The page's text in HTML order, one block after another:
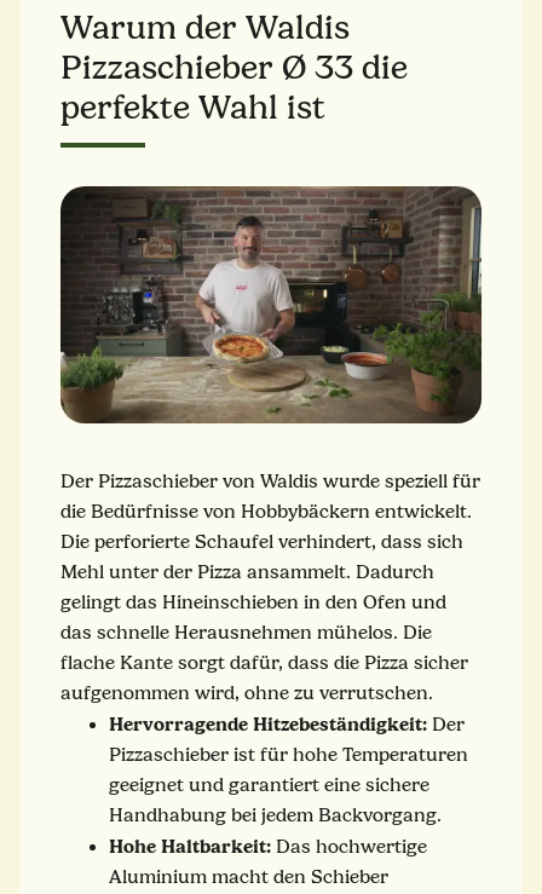
Warum der Waldis
Pizzaschieber Ø 33 die
perfekte Wahl ist
Der Pizzaschieber von Waldis wurde speziell für
die Bedürfnisse von Hobbybäckern entwickelt.
Die perforierte Schaufel verhindert, dass sich
Mehl unter der Pizza ansammelt. Dadurch
gelingt das Hineinschieben in den Ofen und
das schnelle Herausnehmen mühelos. Die
flache Kante sorgt dafür, dass die Pizza sicher
aufgenommen wird, ohne zu verrutschen.
Hervorragende Hitzebeständigkeit: Der
Pizzaschieber ist für hohe Temperaturen
geeignet und garantiert eine sichere
Handhabung bei jedem Backvorgang.
Hohe Haltbarkeit: Das hochwertige
Aluminium macht den Schieber